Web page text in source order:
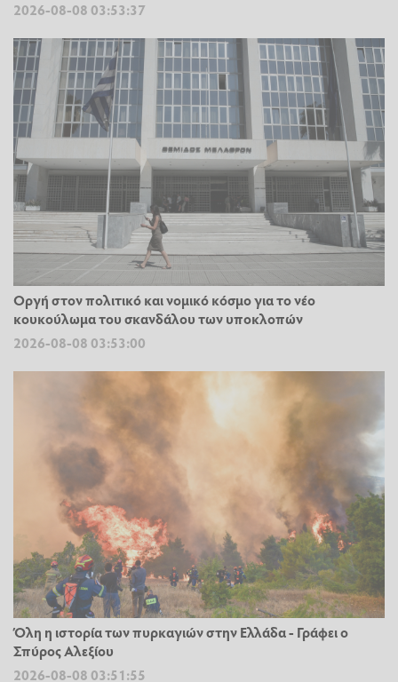
2026-08-08 03:53:37
Οργή στον πολιτικό και νομικό κόσμο για το νέο
κουκούλωμα του σκανδάλου των υποκλοπών
2026-08-08 03:53:00
Όλη η ιστορία των πυρκαγιών στην Ελλάδα - Γράφει ο
Σπύρος Αλεξίου
2026-08-08 03:51:55